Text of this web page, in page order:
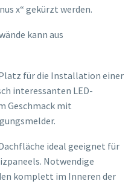
x“ gekürzt werden.
kann aus
für die Installation einer
interessanten LED-
Geschmack mit
ideal geeignet für
Notwendige
komplett im Inneren der